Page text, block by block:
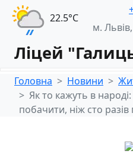
22.5°С
м.
Ліцей
Головна Новини
Як то кажуть в
побачити, ніж сто